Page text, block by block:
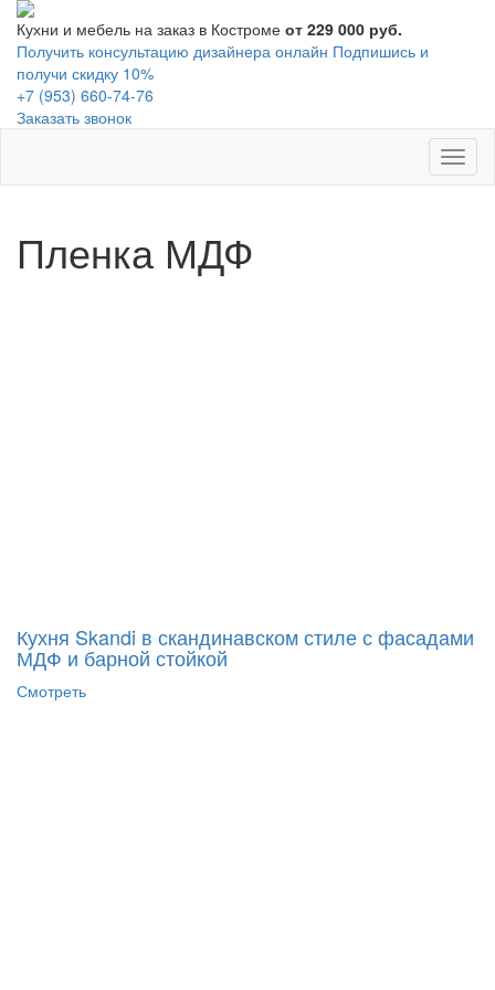
Кухни и мебель на заказ в Костроме от 229 000 руб.
Получить консультацию дизайнера онлайн Подпишись и
получи скидку 10%
+7 (953) 660-74-76
Заказать звонок
Пленка МДФ
Кухня Skandi в скандинавском стиле с фасадами
МДФ и барной стойкой
Смотреть